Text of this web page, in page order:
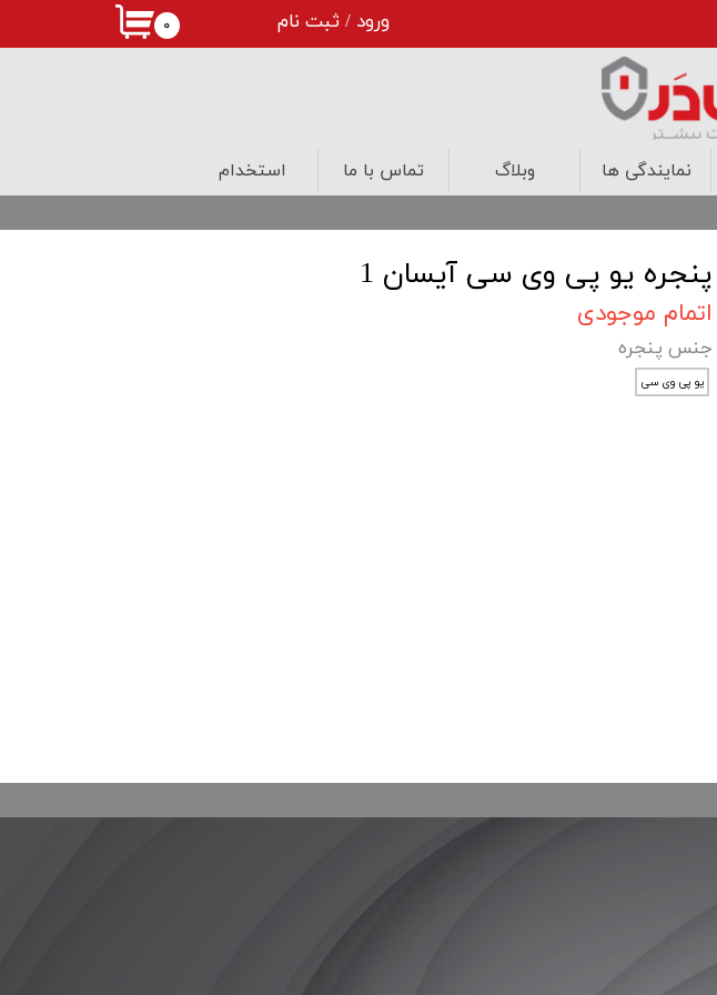
درب های ضد حریق
درب های لابی
طراحی داخلی
نمایندگی ها وبلاگ تماس با ما استخدام
ورود / ثبت نام
خروج از حساب کاربری
۰
پنجره یو پی وی سی آیسان 1
اتمام موجودی
جنس پنجره
یو پی وی سی